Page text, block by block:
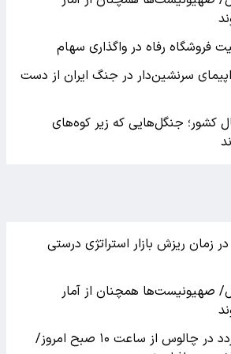
فروشگاه رفاه در واگذاری سهام
دستکم 7 هواپیمای سرنشین‌دار در جنگ ایران از دست
کشور؛ جنگل‌هایی که زیر کوه‌های
در زمان ریزش بازار استراتژی درستی
صهیونیست‌ها همچنان از آمار
اعمال محدودیت تردد در چالوس از ساعت ۱۰ صبح امروز/